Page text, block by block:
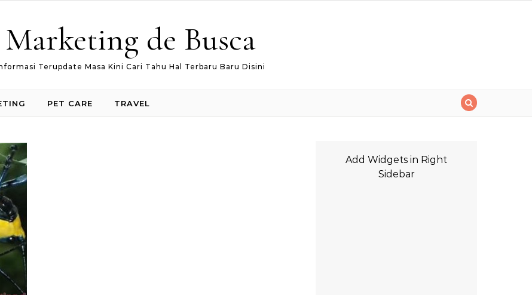
Marketing de Busca
Terupdate Masa Kini Cari Tahu Hal Terbaru Baru Disini
PET CARE TRAVEL
Add Widgets in Right
Sidebar